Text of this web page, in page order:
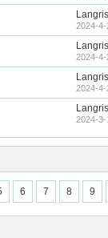
2024-4-
2024-4-
2024-4-
2024-3-
6 7 8 9